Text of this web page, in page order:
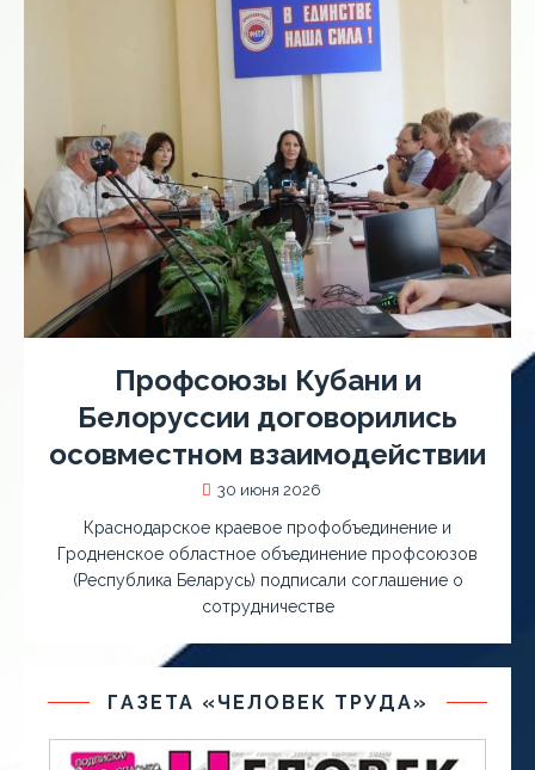
Профсоюзы Кубани и
Белоруссии договорились
осовместном взаимодействии
30 июня 2026
Краснодарское краевое профобъединение и
Гродненское областное объединение профсоюзов
(Республика Беларусь) подписали соглашение о
сотрудничестве
ГАЗЕТА «ЧЕЛОВЕК ТРУДА»